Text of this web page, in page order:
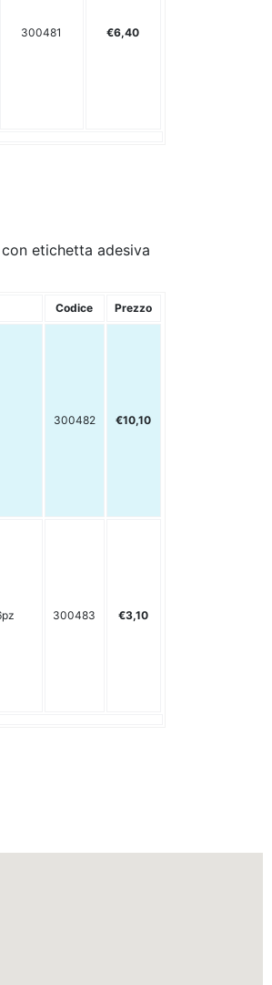
300481 €6,40
etichetta adesiva
Codice Prezzo
300482 €10,10
300483 €3,10